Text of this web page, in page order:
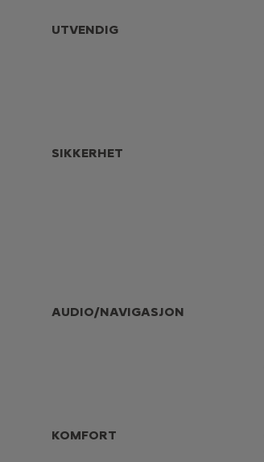
UTVENDIG
SIKKERHET
AUDIO/NAVIGASJON
KOMFORT